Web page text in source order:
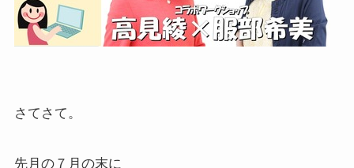
さてさて。
先月の７月の末に